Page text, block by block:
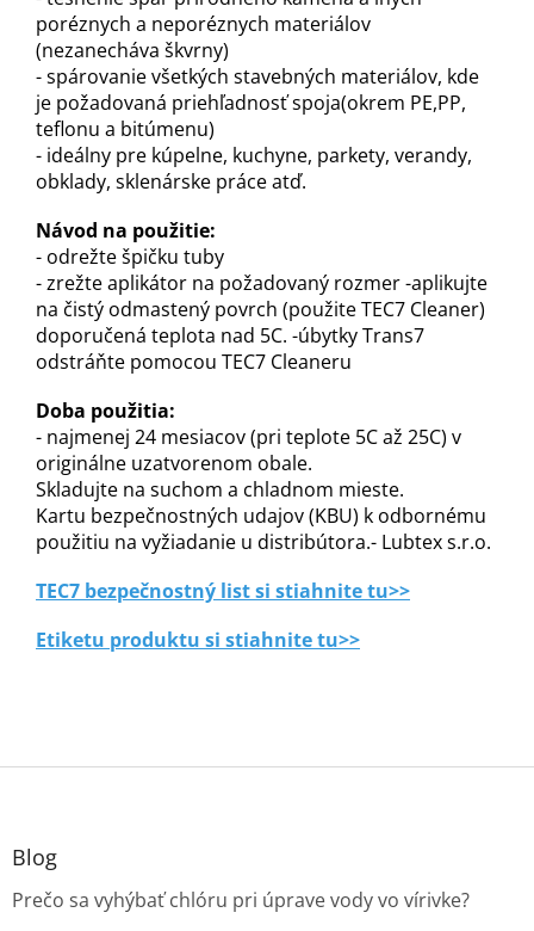
poréznych a neporéznych materiálov
(nezanecháva škvrny)
- spárovanie všetkých stavebných materiálov, kde
je požadovaná priehľadnosť spoja(okrem PE,PP,
teflonu a bitúmenu)
- ideálny pre kúpelne, kuchyne, parkety, verandy,
obklady, sklenárske práce atď.
Návod na použitie:
- odrežte špičku tuby
- zrežte aplikátor na požadovaný rozmer -aplikujte
na čistý odmastený povrch (použite TEC7 Cleaner)
doporučená teplota nad 5C. -úbytky Trans7
odstráňte pomocou TEC7 Cleaneru
Doba použitia:
- najmenej 24 mesiacov (pri teplote 5C až 25C) v
originálne uzatvorenom obale.
Skladujte na suchom a chladnom mieste.
Kartu bezpečnostných udajov (KBU) k odbornému
použitiu na vyžiadanie u distribútora.- Lubtex s.r.o.
TEC7 bezpečnostný list si stiahnite tu>>
Etiketu produktu si stiahnite tu>>
Z
Blog
Prečo sa vyhýbať chlóru pri úprave vody vo vírivke?